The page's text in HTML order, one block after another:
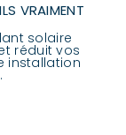
VRAIMENT
solaire
réduit vos
installation